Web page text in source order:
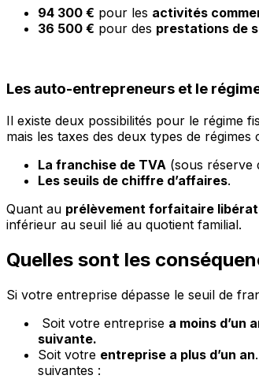
94 300 € pour les activités
36 500 € pour des prestations de
Les auto-entrepreneurs et le
Il existe deux possibilités pour le régime
mais les taxes des deux types de régimes
La franchise de TVA (sous réserve
Les seuils de chiffre d’affaires.
Quant au prélèvement forfaitaire
inférieur au seuil lié au quotient familial.
Quelles sont les
Si votre entreprise dépasse le seuil de
Soit votre entreprise a moins d’un
suivante.
Soit votre entreprise a plus d’un an
suivantes :